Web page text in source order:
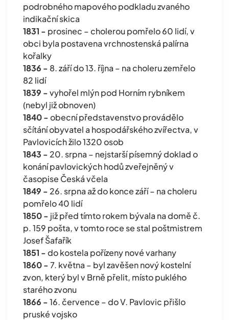
podrobného mapového podkladu zvaného
indikační skica
1831 - prosinec – cholerou pomřelo 60 lidí, v
obci byla postavena vrchnostenská palírna
kořalky
1836 - 8. září do 13. října – na choleru zemřelo
82 lidí
1839 -vyhořel mlýn pod Horním rybníkem
(nebyl již obnoven)
1840 -obecní představenstvo provádělo
sčítání obyvatel a hospodářského zvířectva, v
Pavlovicích žilo 1320 osob
1843 - 20. srpna – nejstarší písemný doklad o
konání pavlovických hodů zveřejněný v
časopise Česká včela
1849 - 26. srpna až do konce září – na choleru
pomřelo 40 lidí
1850 - již před tímto rokem bývala na domě č.
p. 159 pošta, v tomto roce se stal poštmistrem
Josef Šafařík
1851 -do kostela pořízeny nové varhany
1860 -7. května – byl zavěšen nový kostelní
zvon, který byl v Brně přelit, místo puklého
starého zvonu
1866 -16. července – do V. Pavlovic přišlo
pruské vojsko